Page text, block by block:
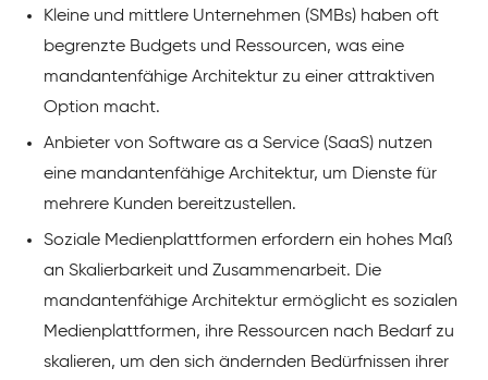
Kleine und mittlere Unternehmen (SMBs) haben oft
begrenzte Budgets und Ressourcen, was eine
mandantenfähige Architektur zu einer attraktiven
Option macht.
Anbieter von Software as a Service (SaaS) nutzen
eine mandantenfähige Architektur, um Dienste für
mehrere Kunden bereitzustellen.
Soziale Medienplattformen erfordern ein hohes Maß
an Skalierbarkeit und Zusammenarbeit. Die
mandantenfähige Architektur ermöglicht es sozialen
Medienplattformen, ihre Ressourcen nach Bedarf zu
skalieren, um den sich ändernden Bedürfnissen ihrer